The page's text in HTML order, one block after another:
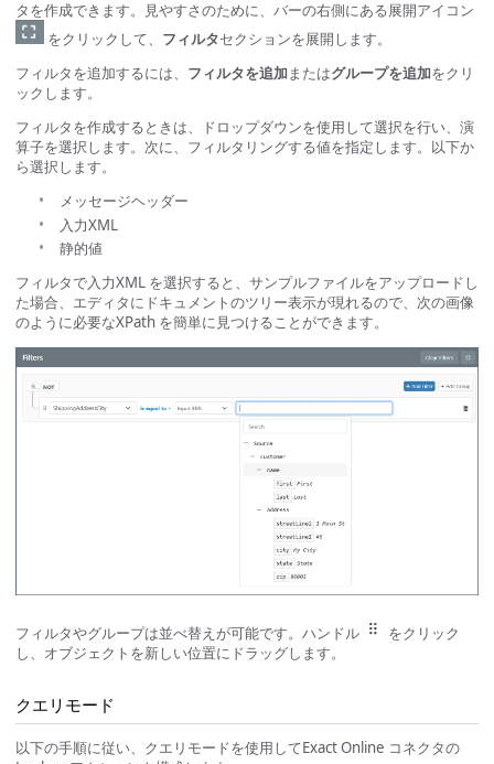
タを作成できます。見やすさのために、バーの右側にある展開アイコン
をクリックして、 フィルタセクションを展開します。
フィルタを追加するには、 フィルタを追加またはグループを追加をクリ
ックします。
フィルタを作成するときは、ドロップダウンを使用して選択を行い、演
算子を選択します。次に、フィルタリングする値を指定します。以下か
ら選択します。
メッセージヘッダー
入力XML
静的値
フィルタで入力XML を選択すると、サンプルファイルをアップロードし
た場合、エディタにドキュメントのツリー表示が現れるので、次の画像
のように必要なXPath を簡単に見つけることができます。
フィルタやグループは並べ替えが可能です。ハンドル
をクリック
し、オブジェクトを新しい位置にドラッグします。
クエリモード
以下の手順に従い、クエリモードを使用してExact Online コネクタの